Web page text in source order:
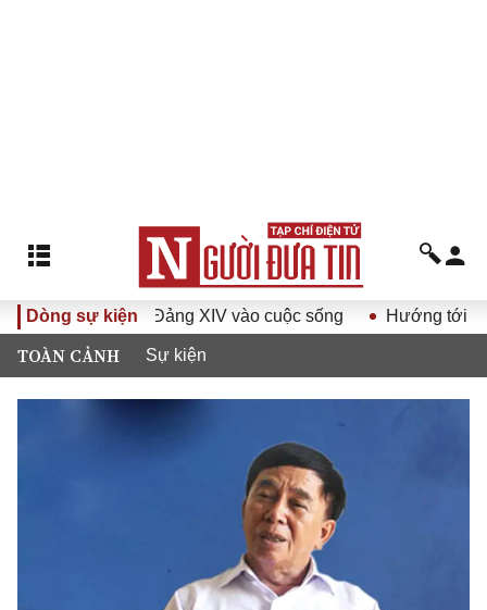
Dòng sự kiện
Đại hội Đảng XIV vào cuộc sống Hướng tới Đại hội
TOÀN CẢNH Sự kiện